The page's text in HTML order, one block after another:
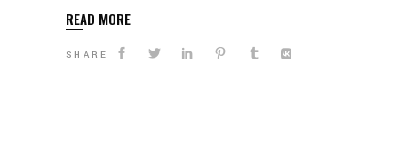
READ MORE
SHARE